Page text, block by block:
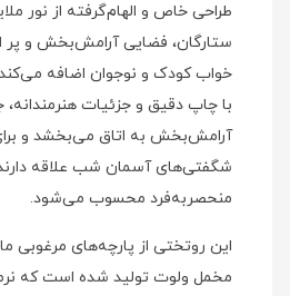
طراحی خاص و الهام‌گرفته از نور
ستارگان، فضایی آرامش‌بخش و پر
خواب کودک و نوجوان اضافه
با چاپ دقیق و جزئیات هنرمندانه،
آرامش‌بخش به اتاق می‌بخشد و
شگفتی‌های آسمان شب علاقه
منحصربه‌فرد محسوب می‌شود.
این روتختی از پارچه‌های مرغوبی
مخمل ولوت تولید شده است که